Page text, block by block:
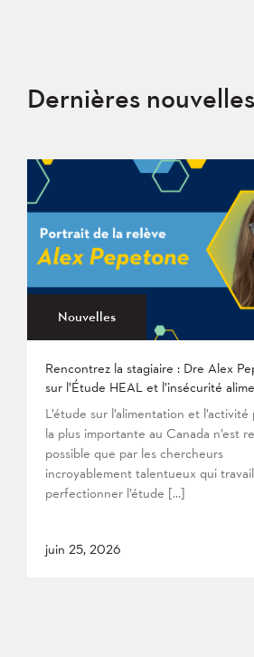
Dernières nouvelles
Nouvelles
Rencontrez la stagiaire : Dre Alex
sur l’Étude HEAL et l’insécurité
L’étude sur l’alimentation et
la plus importante au Canada n’est
possible que par les chercheurs
incroyablement talentueux qui
perfectionner l’étude […]
juin 25, 2026